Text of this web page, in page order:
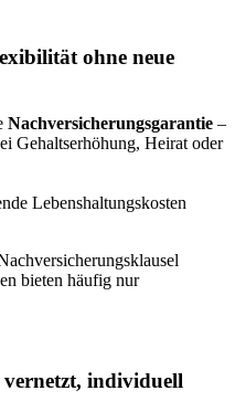
ohne neue
Nachversicherungsgarantie –
Gehaltserhöhung, Heirat oder
Lebenshaltungskosten
bieten häufig nur
individuell